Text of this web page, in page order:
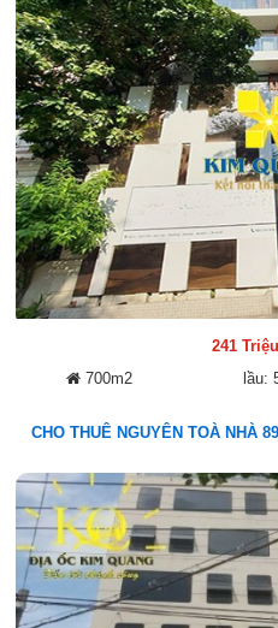
241
700m2
lầu:
CHO THUÊ NGUYÊN TOÀ NHÀ